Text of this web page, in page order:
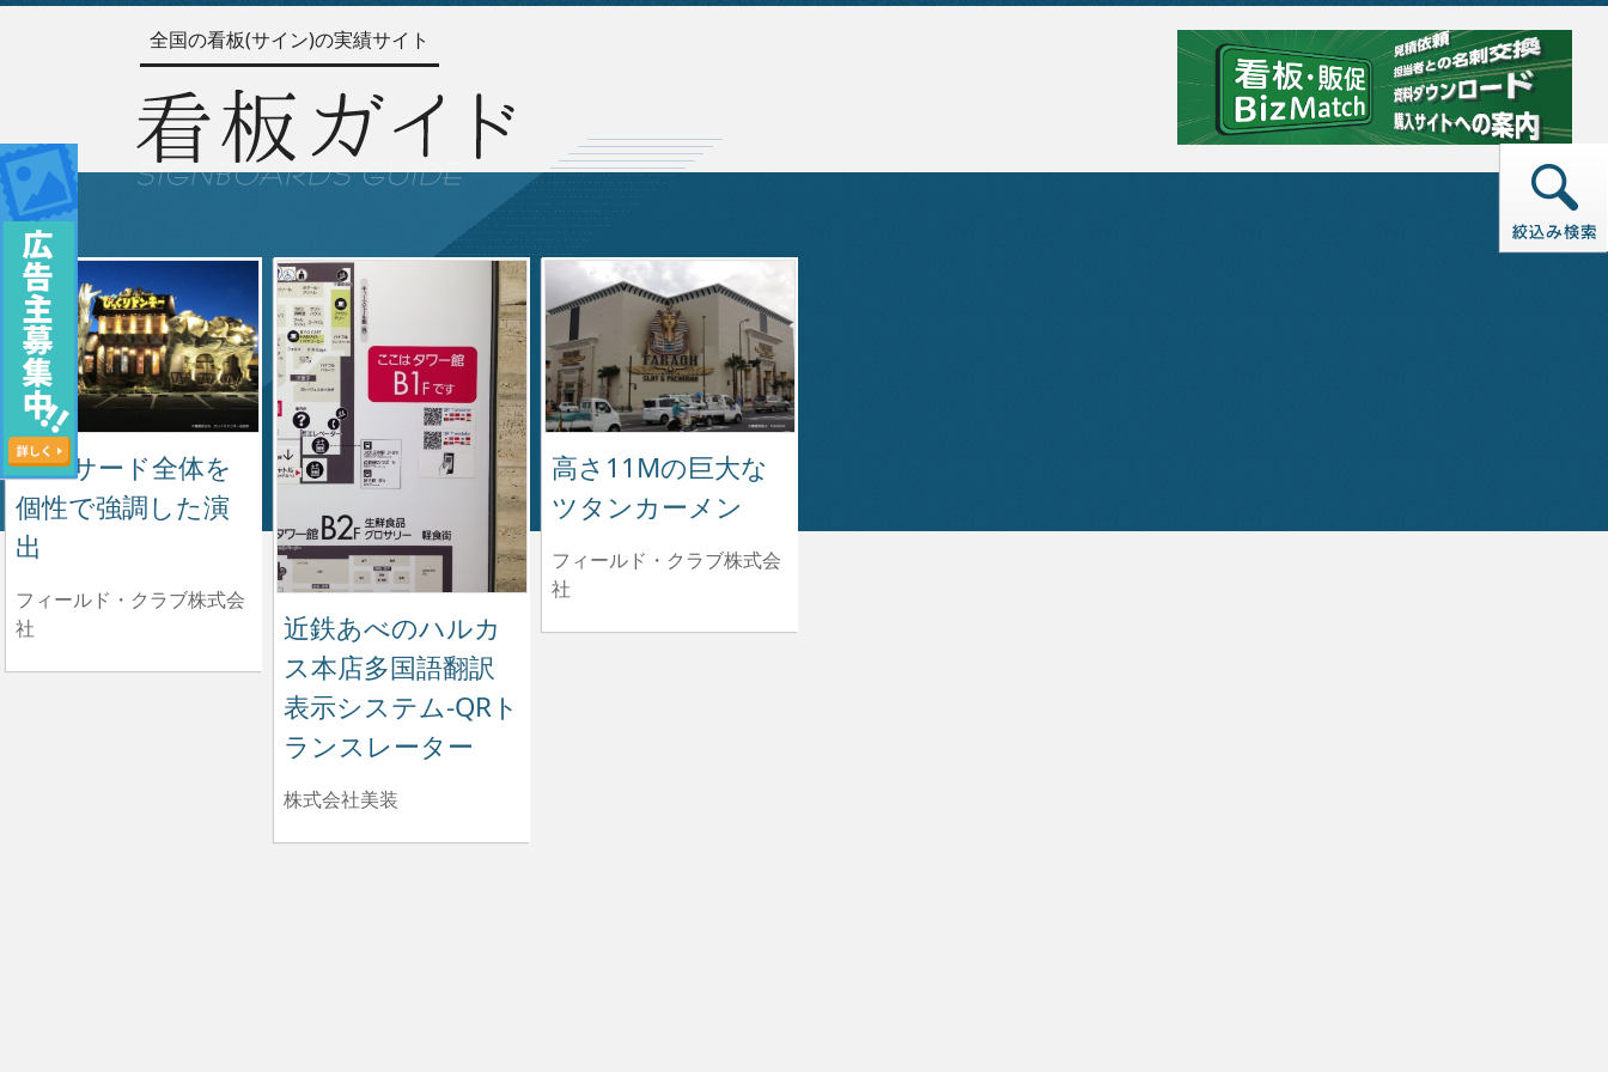
全国の看板(サイン)の実績サイト
ファサード全体を
個性で強調した演
出
フィールド・クラブ株式会
社
近鉄あべのハルカ
ス本店多国語翻訳
表示システム-QRト
ランスレーター
株式会社美装
高さ11Mの巨大な
ツタンカーメン
フィールド・クラブ株式会
社